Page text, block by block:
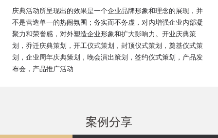
策划、成都启动仪式策划、成都揭幕仪式策划、成都开
工仪式策划、成都竣工仪式策划、成都封顶仪式策划、
成都奠基仪式策划、成都签约仪式策划、成都挂牌仪式
策划、成都揭牌仪式策划、成都颁奖典礼策划
庆典活动所呈现出的效果是一个企业品牌形象和理念的展现，并
不是营造单一的热闹氛围；务实而不务虚，对内增强企业内部凝
聚力和荣誉感，对外塑造企业形象和扩大影响力。开业庆典策
划，乔迁庆典策划，开工仪式策划，封顶仪式策划，奠基仪式策
划，企业周年庆典策划，晚会演出策划，签约仪式策划，产品发
布会，产品推广活动
案例分享